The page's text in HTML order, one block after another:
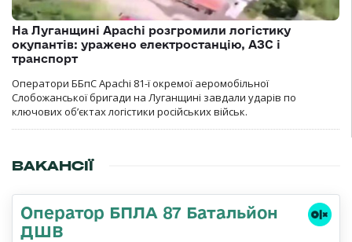
На Луганщині Apachi розгромили логістику
окупантів: уражено електростанцію, АЗС і
транспорт
Оператори ББпС Apachi 81-ї окремої аеромобільної
Слобожанської бригади на Луганщині завдали ударів по
ключових об’єктах логістики російських військ.
ВАКАНСІЇ
Оператор БПЛА 87 Батальйон
ДШВ